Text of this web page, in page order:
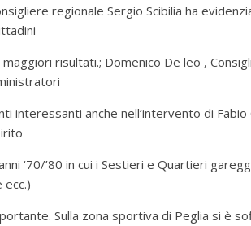
regionale Sergio Scibilia ha
risultati.; Domenico De leo ,
interessanti anche nell’intervento di
‘70/’80 in cui i Sestieri e Quartieri
Sulla zona sportiva di Peglia si è